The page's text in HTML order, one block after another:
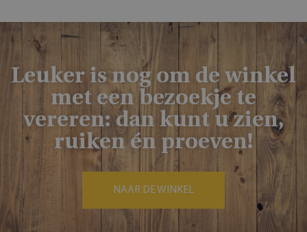
Leuker is nog om de winkel
met een bezoekje te
vereren: dan kunt u zien,
ruiken én proeven!
NAAR DE WINKEL